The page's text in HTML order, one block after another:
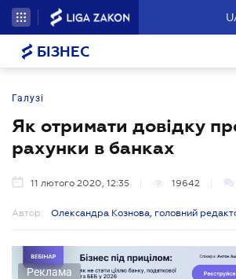
БІЗНЕС
Галузі
Як отримати довідку
рахунки в банках
11 лютого 2020, 12:35 19642
Автор: Олександра Кознова, головний
Реклама